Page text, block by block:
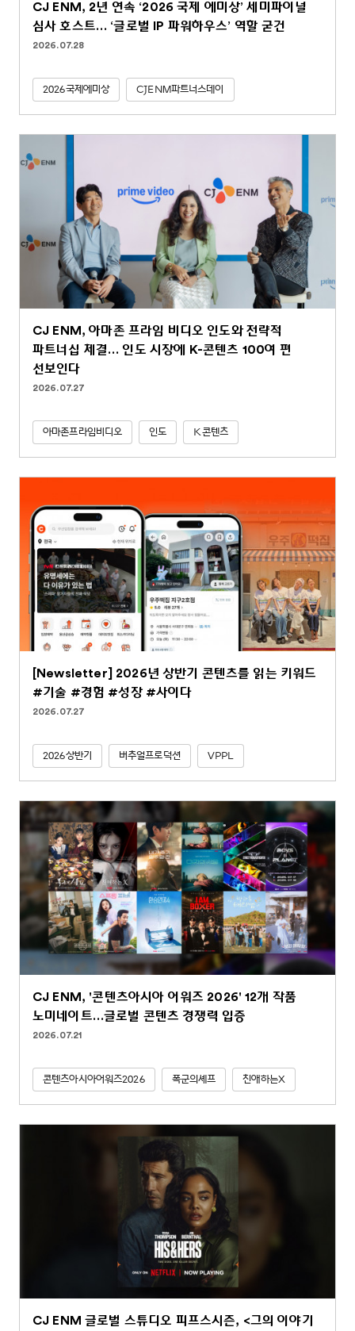
CJ ENM, 2년 연속 ‘2026 국제 에미상’ 세미파이널
심사 호스트… ‘글로벌 IP 파워하우스’ 역할 굳건
2026.07.28
2026국제에미상 CJENM파트너스데이
CJ ENM, 아마존 프라임 비디오 인도와 전략적
파트너십 체결… 인도 시장에 K-콘텐츠 100여 편
선보인다
2026.07.27
아마존프라임비디오 인도 K콘텐츠
[Newsletter] 2026년 상반기 콘텐츠를 읽는 키워드
#기술 #경험 #성장 #사이다
2026.07.27
2026상반기 버추얼프로덕션 VPPL
CJ ENM, '콘텐츠아시아 어워즈 2026' 12개 작품
노미네이트…글로벌 콘텐츠 경쟁력 입증
2026.07.21
콘텐츠아시아어워즈2026 폭군의셰프 친애하는X
CJ ENM 글로벌 스튜디오 피프스시즌, <그의 이야기